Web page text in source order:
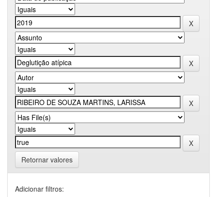
Retornar valores
Adicionar filtros: